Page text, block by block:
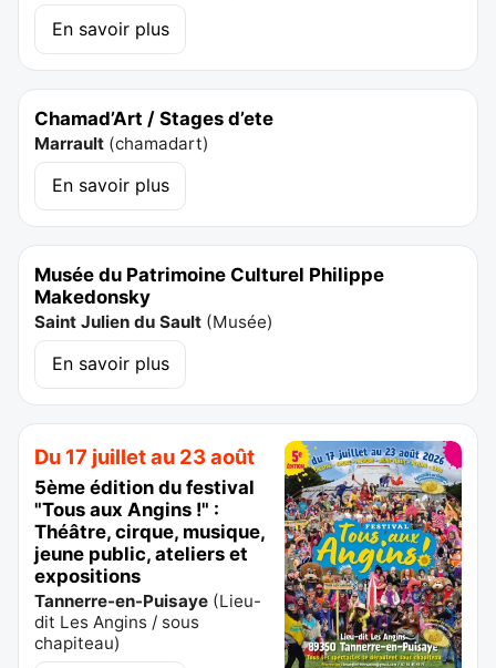
En savoir plus
Chamad’Art / Stages d’ete
Marrault (chamadart)
En savoir plus
Musée du Patrimoine Culturel Philippe
Makedonsky
Saint Julien du Sault (Musée)
En savoir plus
Du 17 juillet au 23 août
5ème édition du festival
"Tous aux Angins !" :
Théâtre, cirque, musique,
jeune public, ateliers et
expositions
Tannerre-en-Puisaye (Lieu-
dit Les Angins / sous
chapiteau)